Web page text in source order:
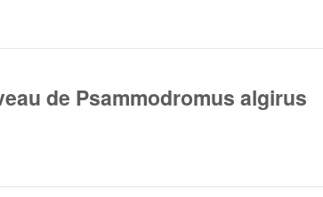
de Psammodromus algirus